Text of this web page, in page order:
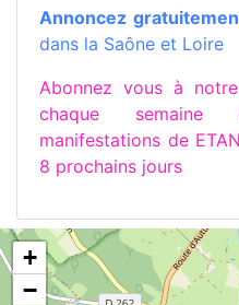
Annoncez
dans la Saône et Loire
Abonnez vous à
chaque
manifestations de
8 prochains jours
+
−